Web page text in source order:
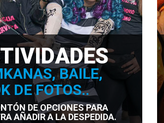
BAILE,
DE FOTOS..
DE OPCIONES PARA
AÑADIR A LA DESPEDIDA.